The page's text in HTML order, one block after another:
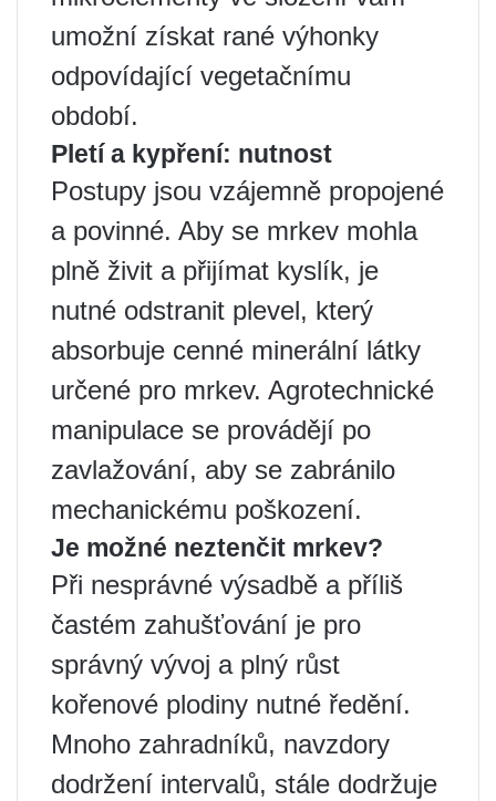
umožní získat rané výhonky
odpovídající vegetačnímu
období.
Pletí a kypření: nutnost
Postupy jsou vzájemně propojené
a povinné. Aby se mrkev mohla
plně živit a přijímat kyslík, je
nutné odstranit plevel, který
absorbuje cenné minerální látky
určené pro mrkev. Agrotechnické
manipulace se provádějí po
zavlažování, aby se zabránilo
mechanickému poškození.
Je možné neztenčit mrkev?
Při nesprávné výsadbě a příliš
častém zahušťování je pro
správný vývoj a plný růst
kořenové plodiny nutné ředění.
Mnoho zahradníků, navzdory
dodržení intervalů, stále dodržuje